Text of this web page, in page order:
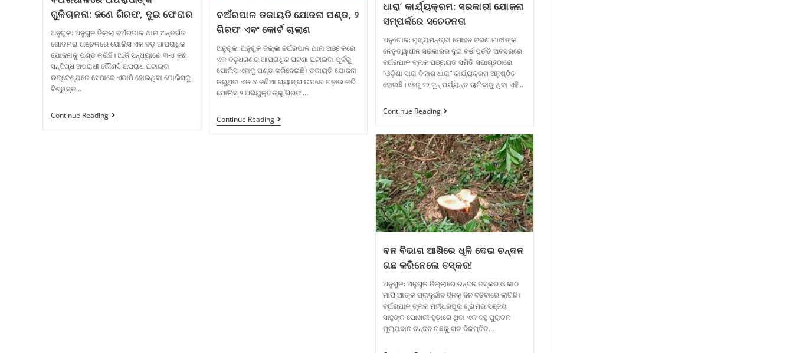
ଧାରା’ କାର୍ଯ୍ୟକ୍ରମ: ସରକାରୀ ଯୋଜନା
ସମ୍ପର୍କରେ ସଚେତନତା
ଅନୁଗୋଳ: ମୁଖ୍ୟମନ୍ତ୍ରୀ ମୋହନ ଚରଣ ମାଝୀଙ୍କ
ନେତୃତ୍ୱାଧୀନ ସରକାରର ଦୁଇ ବର୍ଷ ପୂର୍ତ୍ତି ଅବସରରେ
ବଅଁରପାଳ ବ୍ଲକ ପଞ୍ଚାୟତ ସମିତି ସଭାଗୃହଠାରେ
“ଓଡ଼ିଶା ସାରା ବିକାଶ ଧାରା” କାର୍ଯ୍ୟକ୍ରମ ଅନୁଷ୍ଠିତ
ହୋଇଛି। ୧୭ରୁ ୨୨ ଜୁନ୍ ପର୍ଯ୍ୟନ୍ତ ଚାଲିବାକୁ ଥିବା ଏହି…
Continue Reading
ବଅଁରପାଳ ଡକାୟତି ଯୋଜନା ପଣ୍ଡ, ୨
ଗିରଫ ଏବଂ କୋର୍ଟ ଚାଲାଣ
ଅନୁଗୁଳ: ଅନୁଗୁଳ ଜିଲ୍ଲା ବଅଁରପାଳ ଥାନା ଅଞ୍ଚଳରେ
ଏକ ବଡ଼ଧରଣର ଆପରାଧିକ ଘଟଣା ଘଟାଇବା ପୂର୍ବରୁ
ପୋଲିସ ଏହାକୁ ପଣ୍ଡ କରିଦେଇଛି। ଡକାୟତି ଯୋଜନା
କରୁଥିବା ଏକ ୪ ଜଣିଆ ଗ୍ୟାଙ୍ଗ ଉପରେ ଚଢ଼ାଉ କରି
ପୋଲିସ ୨ ଅଭିଯୁକ୍ତଙ୍କୁ ଗିରଫ…
Continue Reading
ଗୁଳିଚାଳନା: ଜଣେ ଗିରଫ, ଦୁଇ ଫେରାର
ଅନୁଗୁଳ: ଅନୁଗୁଳ ଜିଲ୍ଲା ବଅଁରପାଳ ଥାନା ଅନ୍ତର୍ଗତ
ଗୋତମରା ଅଞ୍ଚଳରେ ପୋଲିସ ଏକ ବଡ଼ ଆପରାଧିକ
ଯୋଜନାକୁ ପଣ୍ଡ କରିଛି। ଆଜି ସନ୍ଧ୍ୟାରେ ୩-୪ ଜଣ
ସନ୍ଦିଗ୍ଧ ଅପରାଧୀ କୌଣସି ଅପରାଧ ଘଟାଇବା
ଉଦ୍ଦେଶ୍ୟରେ ସେଠାରେ ଏକାଠି ହୋଇଥିବା ପୋଲିସକୁ
ବିଶ୍ୱସ୍ତ…
Continue Reading
ବନ ବିଭାଗ ଆଖିରେ ଧୂଳି ଦେଇ ଚନ୍ଦନ
ଗଛ କରିନେଲେ ତସ୍କର!
ଅନୁଗୁଳ: ଅନୁଗୁଳ ଜିଲ୍ଲାରେ ଚନ୍ଦନ ତସ୍କର ଓ କାଠ
ମାଫିଆଙ୍କ ପ୍ରାଦୁର୍ଭାବ ଦିନକୁ ଦିନ ବଢ଼ିବାରେ ଲାଗିଛି।
ବଅଁରପାଳ ବ୍ଲକ ମହୀଧରପୁର ଗ୍ରାମର ସଞ୍ଜୟ
ସାହୁଙ୍କ ପୋଖରୀ ହୁଡ଼ାରେ ଥିବା ଏକ ବହୁ ପୁରାତନ
ମୂଲ୍ୟବାନ ଚନ୍ଦନ ଗଛକୁ ଗତ ବିଳମ୍ବିତ…